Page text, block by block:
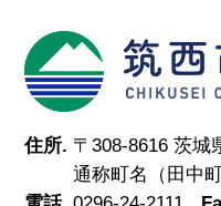
住所. 〒308-8616 茨城
通称町名（田中町